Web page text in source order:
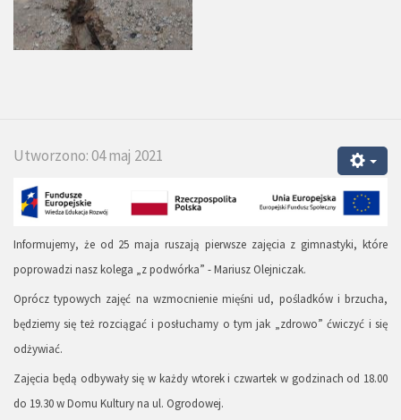
Utworzono: 04 maj 2021
Informujemy, że od 25 maja ruszają pierwsze zajęcia z gimnastyki, które
poprowadzi nasz kolega „z podwórka” - Mariusz Olejniczak.
Oprócz typowych zajęć na wzmocnienie mięśni ud, pośladków i brzucha,
będziemy się też rozciągać i posłuchamy o tym jak „zdrowo” ćwiczyć i się
odżywiać.
Zajęcia będą odbywały się w każdy wtorek i czwartek w godzinach od 18.00
do 19.30 w Domu Kultury na ul. Ogrodowej.